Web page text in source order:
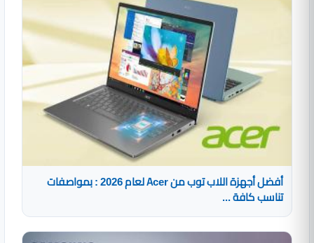
أفضل أجهزة اللاب توب من Acer لعام 2026 : بمواصفات
تناسب كافة ...